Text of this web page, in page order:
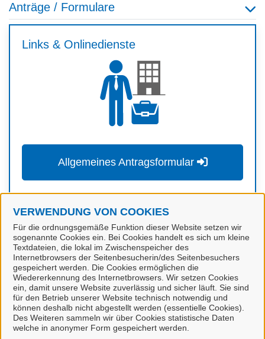
VERWENDUNG VON COOKIES
Für die ordnungsgemäße Funktion dieser Website setzen wir
sogenannte Cookies ein. Bei Cookies handelt es sich um kleine
Textdateien, die lokal im Zwischenspeicher des
Internetbrowsers der Seitenbesucherin/des Seitenbesuchers
gespeichert werden. Die Cookies ermöglichen die
Wiedererkennung des Internetbrowsers. Wir setzen Cookies
ein, damit unsere Website zuverlässig und sicher läuft. Sie sind
für den Betrieb unserer Website technisch notwendig und
können deshalb nicht abgestellt werden (essentielle Cookies).
Des Weiteren sammeln wir über Cookies statistische Daten
welche in anonymer Form gespeichert werden.
Anträge / Formulare
Links & Onlinedienste
Allgemeines Antragsformular
Für mit
markierte Onlinedienste müssen Sie sich
in unserem Portal anmelden. Falls Sie noch keinen
Login besitzen, können Sie sich schnell und einfach
hier registrieren.
Kontakt
Allgemeine Ordnung